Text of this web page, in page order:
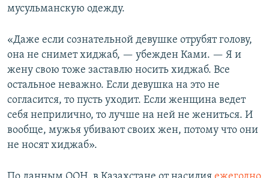
мусульманскую одежду.
«Даже если сознательной девушке отрубят голову,
она не снимет хиджаб, — убежден Ками. — Я и
жену свою тоже заставлю носить хиджаб. Все
остальное неважно. Если девушка на это не
согласится, то пусть уходит. Если женщина ведет
себя неприлично, то лучше на ней не жениться. И
вообще, мужья убивают своих жен, потому что они
не носят хиджаб».